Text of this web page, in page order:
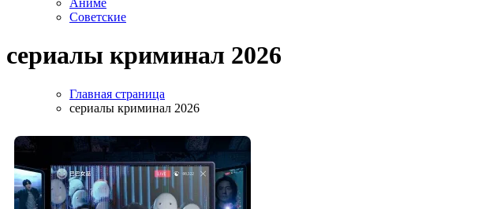
Аниме
Советские
сериалы криминал 2026
Главная страница
сериалы криминал 2026